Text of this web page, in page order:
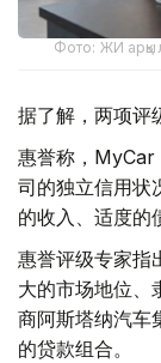
Фото: ЖИ
据了解，两项评
惠誉称，MyCar
司的独立信用状
的收入、适度的
惠誉评级专家指
大的市场地位、
商阿斯塔纳汽车
的贷款组合。